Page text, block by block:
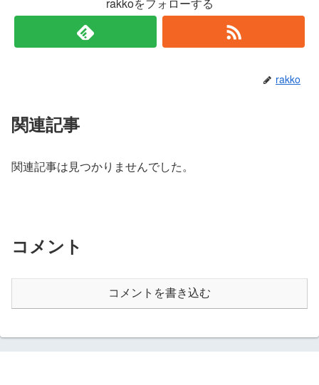
rakkoをフォローする
rakko
関連記事
関連記事は見つかりませんでした。
コメント
コメントを書き込む